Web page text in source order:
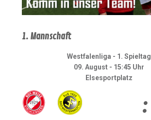
1. Mannschaft
Westfalenliga - 1. Spieltag
09. August - 15:45 Uhr
Elsesportplatz
: